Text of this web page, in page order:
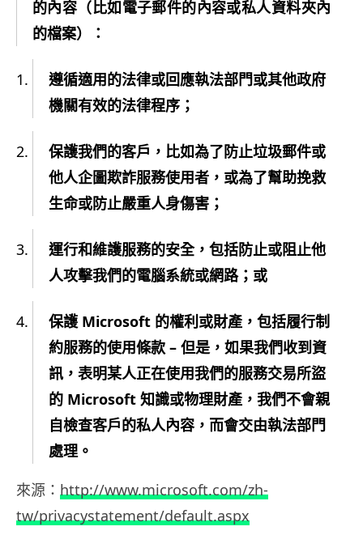
的內容（比如電子郵件的內容或私人資料夾內
的檔案）：
遵循適用的法律或回應執法部門或其他政府
機關有效的法律程序；
保護我們的客戶，比如為了防止垃圾郵件或
他人企圖欺詐服務使用者，或為了幫助挽救
生命或防止嚴重人身傷害；
運行和維護服務的安全，包括防止或阻止他
人攻擊我們的電腦系統或網路；或
保護 Microsoft 的權利或財產，包括履行制
約服務的使用條款 – 但是，如果我們收到資
訊，表明某人正在使用我們的服務交易所盜
的 Microsoft 知識或物理財產，我們不會親
自檢查客戶的私人內容，而會交由執法部門
處理。
來源： http://www.microsoft.com/zh-
tw/privacystatement/default.aspx